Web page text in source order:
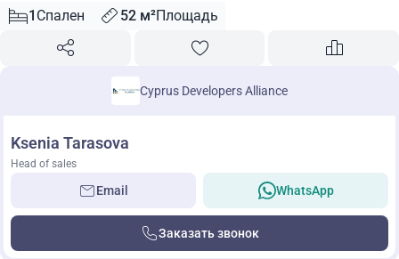
1 Спален 52 м²Площадь
Cyprus Developers Alliance
Ksenia Tarasova
Head of sales
Email WhatsApp
Заказать звонок